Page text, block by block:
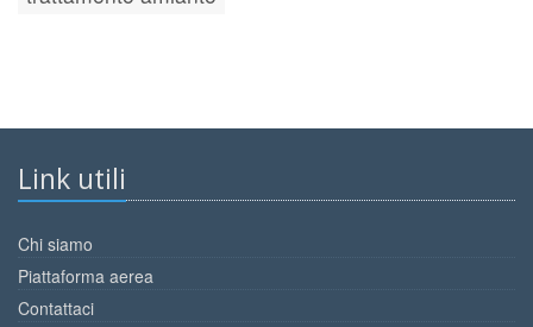
Link utili
Chi siamo
Piattaforma aerea
Contattaci